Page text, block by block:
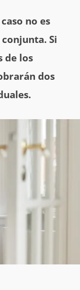
no es
Si
de los
dos